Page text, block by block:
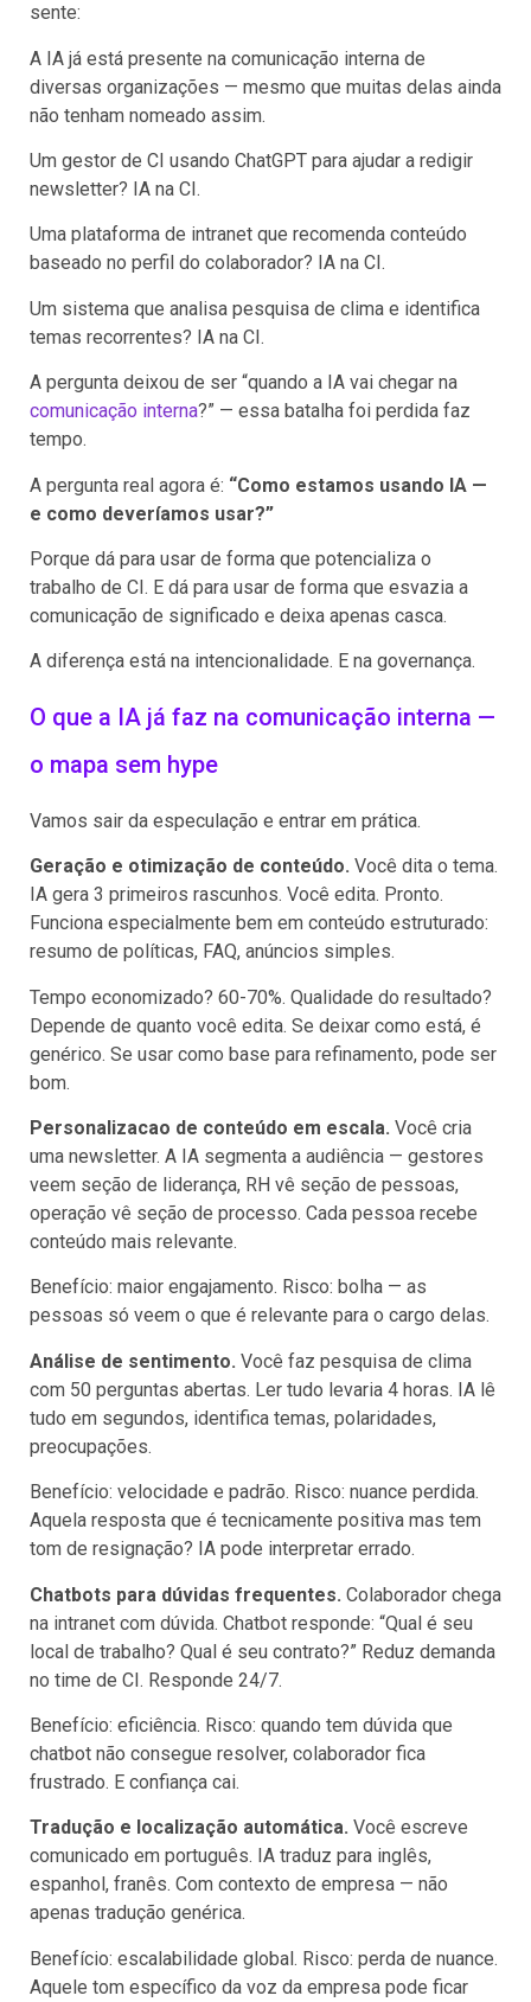
sente:
A IA já está presente na comunicação interna de
diversas organizações — mesmo que muitas delas ainda
não tenham nomeado assim.
Um gestor de CI usando ChatGPT para ajudar a redigir
newsletter? IA na CI.
Uma plataforma de intranet que recomenda conteúdo
baseado no perfil do colaborador? IA na CI.
Um sistema que analisa pesquisa de clima e identifica
temas recorrentes? IA na CI.
A pergunta deixou de ser “quando a IA vai chegar na
comunicação interna?” — essa batalha foi perdida faz
tempo.
A pergunta real agora é: “Como estamos usando IA —
e como deveríamos usar?”
Porque dá para usar de forma que potencializa o
trabalho de CI. E dá para usar de forma que esvazia a
comunicação de significado e deixa apenas casca.
A diferença está na intencionalidade. E na governança.
O que a IA já faz na comunicação interna —
o mapa sem hype
Vamos sair da especulação e entrar em prática.
Geração e otimização de conteúdo. Você dita o tema.
IA gera 3 primeiros rascunhos. Você edita. Pronto.
Funciona especialmente bem em conteúdo estruturado:
resumo de políticas, FAQ, anúncios simples.
Tempo economizado? 60-70%. Qualidade do resultado?
Depende de quanto você edita. Se deixar como está, é
genérico. Se usar como base para refinamento, pode ser
bom.
Personalizacao de conteúdo em escala. Você cria
uma newsletter. A IA segmenta a audiência — gestores
veem seção de liderança, RH vê seção de pessoas,
operação vê seção de processo. Cada pessoa recebe
conteúdo mais relevante.
Benefício: maior engajamento. Risco: bolha — as
pessoas só veem o que é relevante para o cargo delas.
Análise de sentimento. Você faz pesquisa de clima
com 50 perguntas abertas. Ler tudo levaria 4 horas. IA lê
tudo em segundos, identifica temas, polaridades,
preocupações.
Benefício: velocidade e padrão. Risco: nuance perdida.
Aquela resposta que é tecnicamente positiva mas tem
tom de resignação? IA pode interpretar errado.
Chatbots para dúvidas frequentes. Colaborador chega
na intranet com dúvida. Chatbot responde: “Qual é seu
local de trabalho? Qual é seu contrato?” Reduz demanda
no time de CI. Responde 24/7.
Benefício: eficiência. Risco: quando tem dúvida que
chatbot não consegue resolver, colaborador fica
frustrado. E confiança cai.
Tradução e localização automática. Você escreve
comunicado em português. IA traduz para inglês,
espanhol, franês. Com contexto de empresa — não
apenas tradução genérica.
Benefício: escalabilidade global. Risco: perda de nuance.
Aquele tom específico da voz da empresa pode ficar